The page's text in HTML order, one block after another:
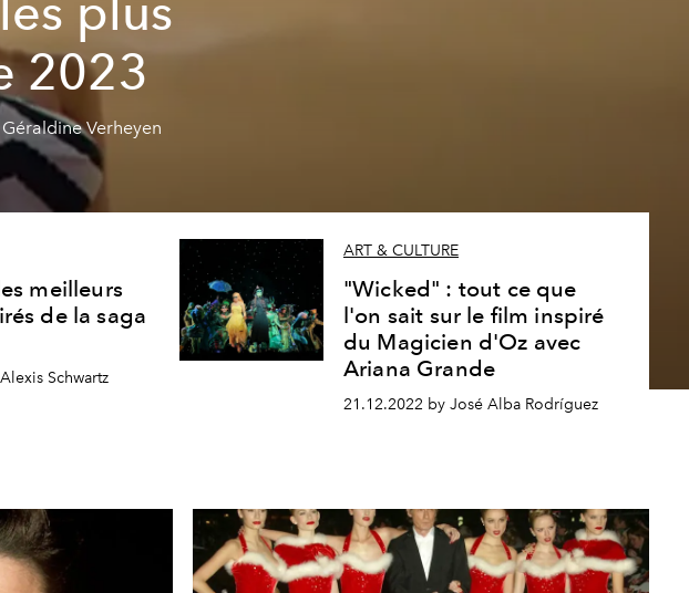
plus
2023
Verheyen
meilleurs
de la saga
Schwartz
ART & CULTURE
"Wicked" : tout ce que
l'on sait sur le film inspiré
du Magicien d'Oz avec
Ariana Grande
21.12.2022 by José Alba Rodríguez